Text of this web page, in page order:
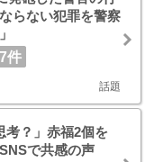
らない犯罪を警察
7件
話題
考？」赤福2個を
で共感の声